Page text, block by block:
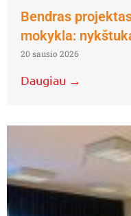
Bendras
mokykla:
20 sausio 2026
Daugiau →